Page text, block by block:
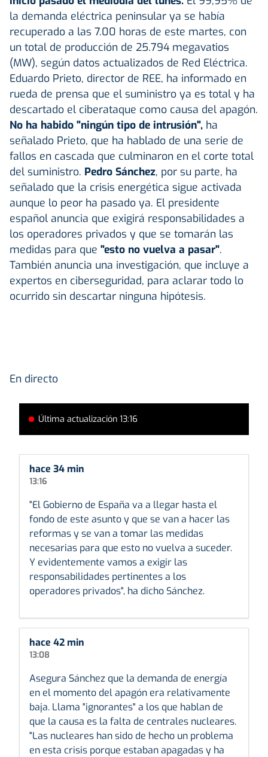
la demanda eléctrica peninsular ya se había
recuperado a las 7.00 horas de este martes, con
un total de producción de 25.794 megavatios
(MW), según datos actualizados de Red Eléctrica.
Eduardo Prieto, director de REE, ha informado en
rueda de prensa que el suministro ya es total y ha
descartado el ciberataque como causa del apagón.
No ha habido "ningún tipo de intrusión", ha
señalado Prieto, que ha hablado de una serie de
fallos en cascada que culminaron en el corte total
del suministro. Pedro Sánchez, por su parte, ha
señalado que la crisis energética sigue activada
aunque lo peor ha pasado ya. El presidente
español anuncia que exigirá responsabilidades a
los operadores privados y que se tomarán las
medidas para que "esto no vuelva a pasar".
También anuncia una investigación, que incluye a
expertos en ciberseguridad, para aclarar todo lo
ocurrido sin descartar ninguna hipótesis.
En directo
Última actualización 13:16
hace 34 min
13:16
"El Gobierno de España va a llegar hasta el
fondo de este asunto y que se van a hacer las
reformas y se van a tomar las medidas
necesarias para que esto no vuelva a suceder.
Y evidentemente vamos a exigir las
responsabilidades pertinentes a los
operadores privados", ha dicho Sánchez.
hace 42 min
13:08
Asegura Sánchez que la demanda de energía
en el momento del apagón era relativamente
baja. Llama "ignorantes" a los que hablan de
que la causa es la falta de centrales nucleares.
"Las nucleares han sido de hecho un problema
en esta crisis porque estaban apagadas y ha